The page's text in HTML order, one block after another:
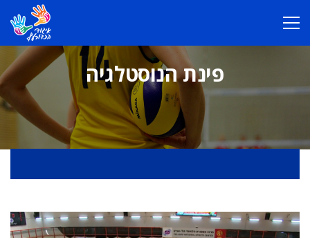
פינת הנוסטלגיה